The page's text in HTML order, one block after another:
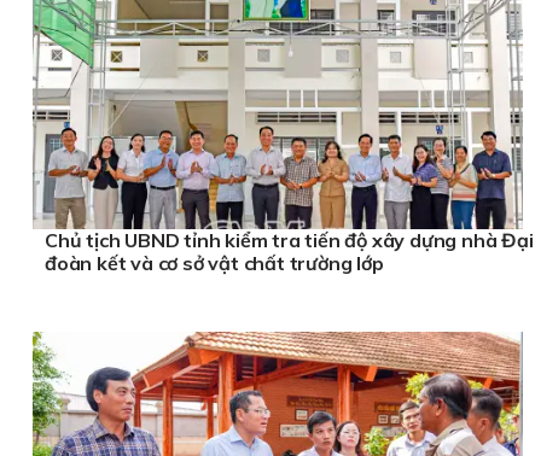
Chủ tịch UBND tỉnh kiểm tra tiến độ xây dựng nhà Đại
đoàn kết và cơ sở vật chất trường lớp